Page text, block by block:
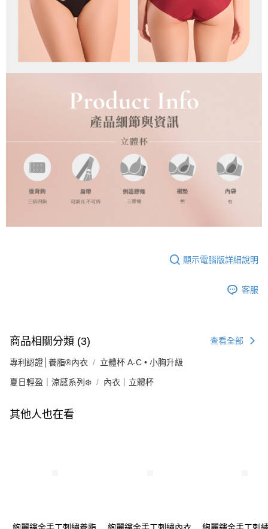
顯示電腦版詳細說明
客服
商品相關分類 (3) 查看全部
專利認證│養脂®內衣 立體杯 A-C • 小胸升級
夏日輕盈｜涼感系列❄️ 內衣｜立體杯
其他人也在看